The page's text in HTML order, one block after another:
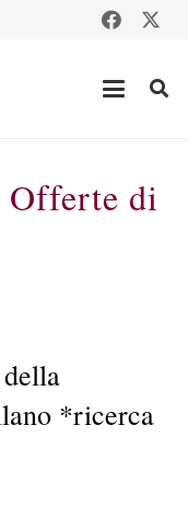
di
*ricerca